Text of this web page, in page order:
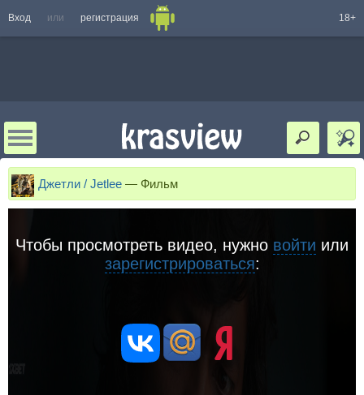
Вход или регистрация 18+
Джетли / Jetlee — Фильм
Чтобы просмотреть видео, нужно войти или
зарегистрироваться: